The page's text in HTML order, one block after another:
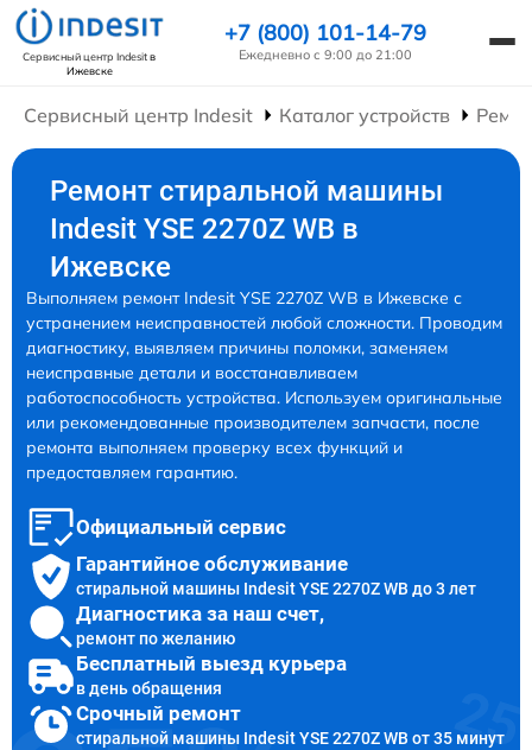
Сервисный центр Indesitв
Ижевске
+7 (800) 101-14-79
Ежедневно с 9:00 до 21:00
Сервисный центр Indesit Каталог устройств
Ремонт стиральной машины
Indesit YSE 2270Z WB в
Ижевске
Выполняем ремонт Indesit YSE 2270Z WB в Ижевске с
устранением неисправностей любой сложности. Проводим
диагностику, выявляем причины поломки, заменяем
неисправные детали и восстанавливаем
работоспособность устройства. Используем оригинальные
или рекомендованные производителем запчасти, после
ремонта выполняем проверку всех функций и
предоставляем гарантию.
Официальный сервис
Гарантийное обслуживание
стиральной машины Indesit YSE 2270Z WB до 3 лет
Диагностика за наш счет,
ремонт по желанию
Бесплатный выезд курьера
в день обращения
Срочный ремонт
стиральной машины Indesit YSE 2270Z WB от 35 минут